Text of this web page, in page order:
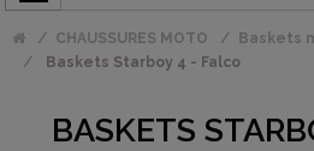
CHAUSSURES MOTO
Baskets
Baskets Starboy 4 - Falco
BASKETS